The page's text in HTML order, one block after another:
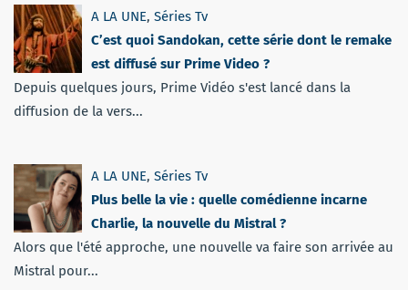
A LA UNE, Séries Tv
C’est quoi Sandokan, cette série dont le remake
est diffusé sur Prime Video ?
Depuis quelques jours, Prime Vidéo s'est lancé dans la
diffusion de la vers...
A LA UNE, Séries Tv
Plus belle la vie : quelle comédienne incarne
Charlie, la nouvelle du Mistral ?
Alors que l'été approche, une nouvelle va faire son arrivée au
Mistral pour...